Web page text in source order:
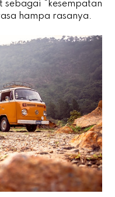
sebagai “kesempatan
hampa rasanya.